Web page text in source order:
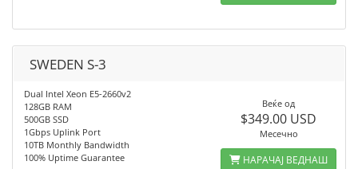
SWEDEN S-3
Dual Intel Xeon E5-2660v2
128GB RAM
500GB SSD
1Gbps Uplink Port
10TB Monthly Bandwidth
100% Uptime Guarantee
Веќе од
$349.00 USD
Месечно
НАРАЧАЈ ВЕДНАШ